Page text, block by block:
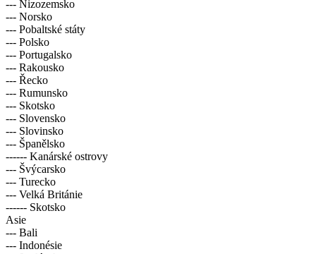
--- Nizozemsko
--- Norsko
--- Pobaltské státy
--- Polsko
--- Portugalsko
--- Rakousko
--- Řecko
--- Rumunsko
--- Skotsko
--- Slovensko
--- Slovinsko
--- Španělsko
------ Kanárské ostrovy
--- Švýcarsko
--- Turecko
--- Velká Británie
------ Skotsko
Asie
--- Bali
--- Indonésie